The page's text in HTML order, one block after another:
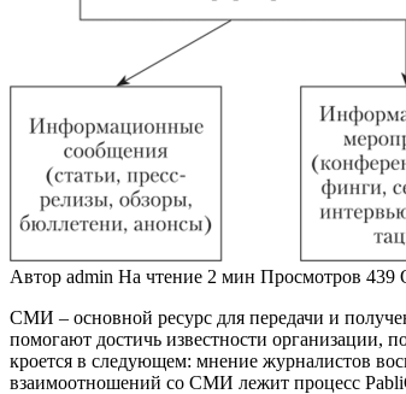
Автор admin На чтение 2 мин Просмотров 439
СМИ – основной ресурс для передачи и
помогают достичь известности
кроется в следующем: мнение журналистов
взаимоотношений со СМИ лежит процесс